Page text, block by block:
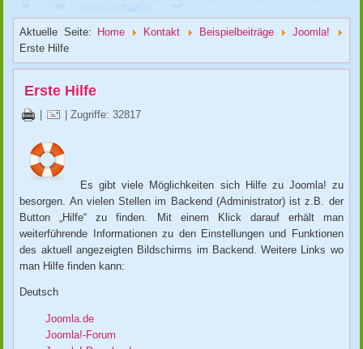
Aktuelle Seite: Home Kontakt Beispielbeiträge
Joomla!
Erste Hilfe
Erste Hilfe
| Zugriffe: 32817
Es gibt viele Möglichkeiten sich Hilfe zu Joomla! zu
besorgen. An vielen Stellen im Backend (Administrator) ist z.B. der
Button „Hilfe“ zu finden. Mit einem Klick darauf erhält man
weiterführende Informationen zu den Einstellungen und Funktionen
des aktuell angezeigten Bildschirms im Backend. Weitere Links wo
man Hilfe finden kann:
Deutsch
Joomla.de
Joomla!-Forum